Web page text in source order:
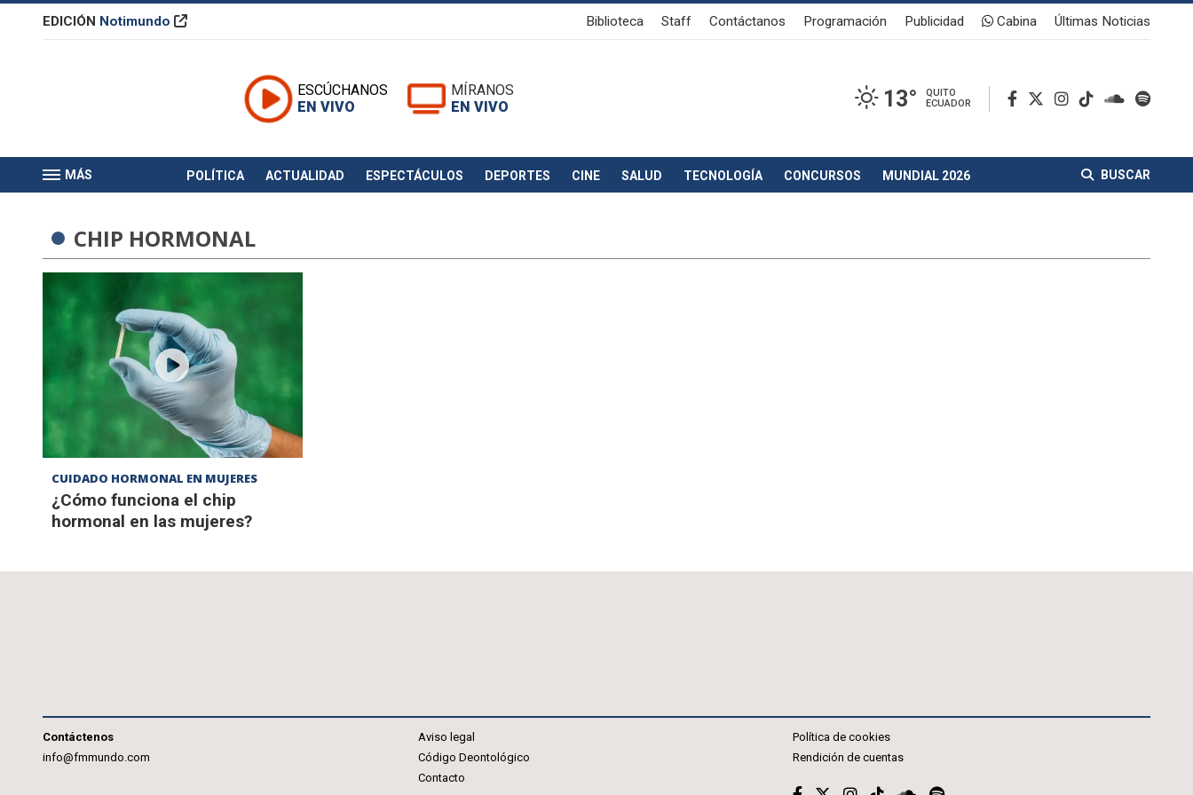
EDICIÓN Notimundo Biblioteca Staff Contáctanos Programación Publicidad Cabina Últimas Noticias
ESCÚCHANOS
EN VIVO
MÍRANOS
EN VIVO
13°
QUITO
ECUADOR
MÁS POLÍTICA ACTUALIDAD ESPECTÁCULOS DEPORTES CINE SALUD TECNOLOGÍA CONCURSOS MUNDIAL 2026 BUSCAR
CHIP HORMONAL
CUIDADO HORMONAL EN MUJERES
¿Cómo funciona el chip
hormonal en las mujeres?
Contáctenos
info@fmmundo.com
Aviso legal
Código Deontológico
Contacto
Política de cookies
Rendición de cuentas